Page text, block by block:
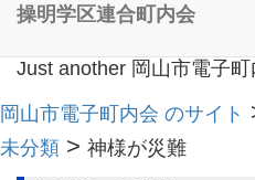
Just another 岡山市電子
操明学区連合町内会
岡山市電子町内会 のサイト
未分類 > 神様が災難